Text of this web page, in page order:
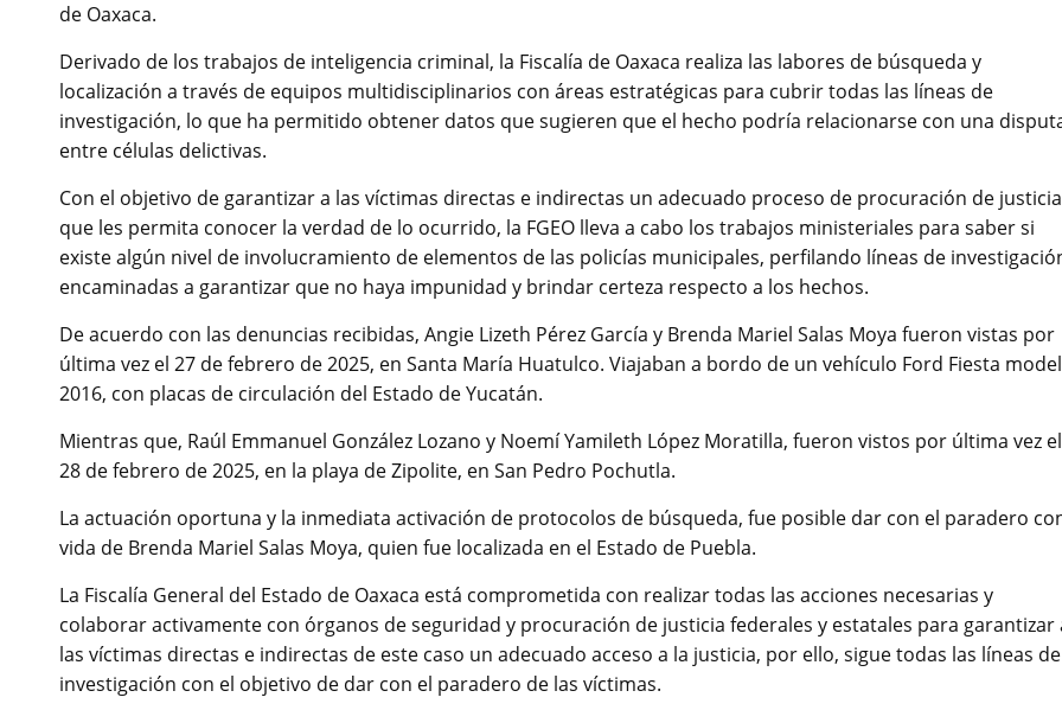
de Oaxaca.
Derivado de los trabajos de inteligencia criminal, la Fiscalía de Oaxaca realiza las labores de búsqueda y
localización a través de equipos multidisciplinarios con áreas estratégicas para cubrir todas las líneas de
investigación, lo que ha permitido obtener datos que sugieren que el hecho podría relacionarse con una
entre células delictivas.
Con el objetivo de garantizar a las víctimas directas e indirectas un adecuado proceso de procuración de justicia
que les permita conocer la verdad de lo ocurrido, la FGEO lleva a cabo los trabajos ministeriales para saber si
existe algún nivel de involucramiento de elementos de las policías municipales, perfilando líneas de
encaminadas a garantizar que no haya impunidad y brindar certeza respecto a los hechos.
De acuerdo con las denuncias recibidas, Angie Lizeth Pérez García y Brenda Mariel Salas Moya fueron vistas por
última vez el 27 de febrero de 2025, en Santa María Huatulco. Viajaban a bordo de un vehículo Ford Fiesta
2016, con placas de circulación del Estado de Yucatán.
Mientras que, Raúl Emmanuel González Lozano y Noemí Yamileth López Moratilla, fueron vistos por última vez el
28 de febrero de 2025, en la playa de Zipolite, en San Pedro Pochutla.
La actuación oportuna y la inmediata activación de protocolos de búsqueda, fue posible dar con el paradero
vida de Brenda Mariel Salas Moya, quien fue localizada en el Estado de Puebla.
La Fiscalía General del Estado de Oaxaca está comprometida con realizar todas las acciones necesarias y
colaborar activamente con órganos de seguridad y procuración de justicia federales y estatales para garantizar
las víctimas directas e indirectas de este caso un adecuado acceso a la justicia, por ello, sigue todas las líneas de
investigación con el objetivo de dar con el paradero de las víctimas.